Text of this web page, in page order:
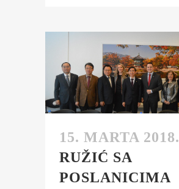
15. MARTA 2018.
RUŽIĆ SA
POSLANICIMA